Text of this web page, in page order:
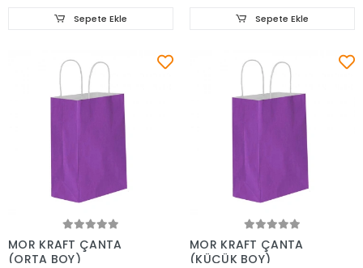
Sepete Ekle Sepete Ekle
Sepete Ekle
MOR KRAFT ÇANTA
(ORTA BOY)
Sepete Ekle
MOR KRAFT ÇANTA
(KÜÇÜK BOY)